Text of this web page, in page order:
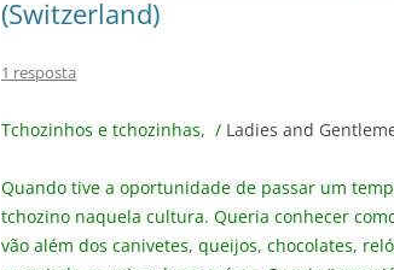
(Switzerland)
1 resposta
Tchozinhos e tchozinhas, / Ladies and
Quando tive a oportunidade de passar um
tchozino naquela cultura. Queria conhecer
vão além dos canivetes, queijos, chocolates,